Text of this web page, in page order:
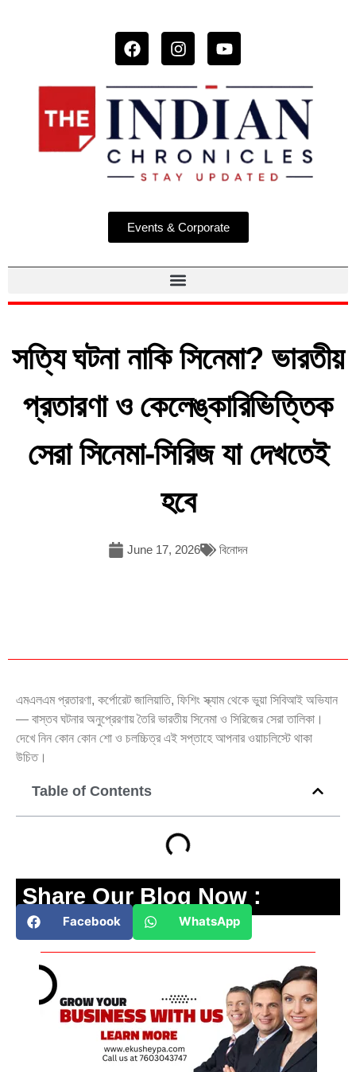
Events & Corporate
সত্যি ঘটনা নাকি সিনেমা? ভারতীয়
প্রতারণা ও কেলেঙ্কারিভিত্তিক
সেরা সিনেমা-সিরিজ যা দেখতেই
হবে
June 17, 2026 বিনোদন
এমএলএম প্রতারণা, কর্পোরেট জালিয়াতি, ফিশিং স্ক্যাম থেকে ভুয়া সিবিআই অভিযান
— বাস্তব ঘটনার অনুপ্রেরণায় তৈরি ভারতীয় সিনেমা ও সিরিজের সেরা তালিকা।
দেখে নিন কোন কোন শো ও চলচ্চিত্র এই সপ্তাহে আপনার ওয়াচলিস্টে থাকা
উচিত।
Table of Contents
Share Our Blog Now :
Facebook WhatsApp